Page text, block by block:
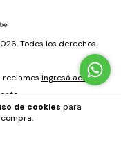
de cookies para
Todos los derechos
reclamos ingresá acá.